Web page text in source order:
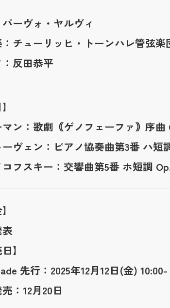
ーヴォ・ヤルヴィ
チューリッヒ・トーンハレ管弦楽
：反田恭平
ン：歌劇｟ゲノフェーファ｠序曲
ヴェン：ピアノ協奏曲第3番 ハ短
フスキー：交響曲第5番 ホ短調
】
先行：2025年12月12日(金)
：12月20日